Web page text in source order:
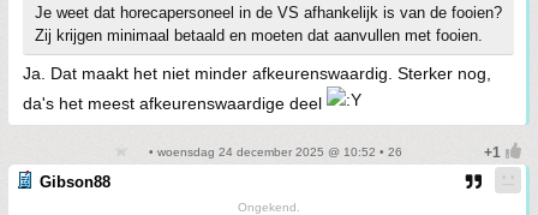
Je weet dat horecapersoneel in de VS afhankelijk is van de fooien?
Zij krijgen minimaal betaald en moeten dat aanvullen met fooien.
Ja. Dat maakt het niet minder afkeurenswaardig. Sterker nog,
da's het meest afkeurenswaardige deel
• woensdag 24 december 2025 @ 10:52 • 26
Gibson88
Ongekend.